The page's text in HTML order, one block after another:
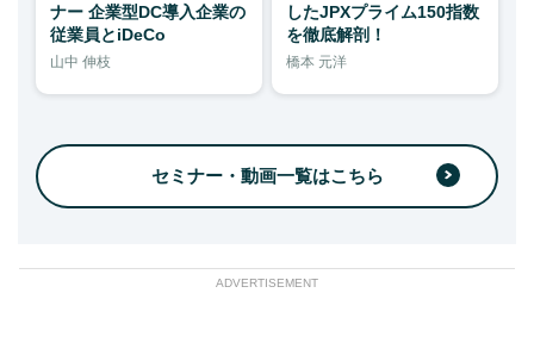
ナー 企業型DC導入企業の
従業員とiDeCo
山中 伸枝
したJPXプライム150指数
を徹底解剖！
橋本 元洋
セミナー・動画一覧はこちら
ADVERTISEMENT